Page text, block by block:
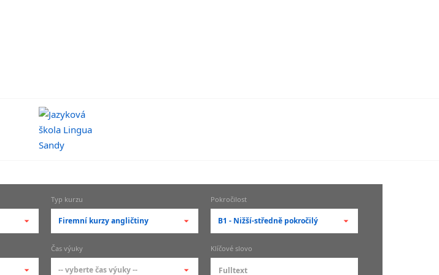
Typ kurzu
Firemní kurzy angličtiny
-- vyberte typ --
základní členění kurzů
Pokročilost
B1 - Nižší-středně pokročilý
-- vyberte pokročilost --
Čas výuky
-- vyberte čas výuky --
Klíčové slovo